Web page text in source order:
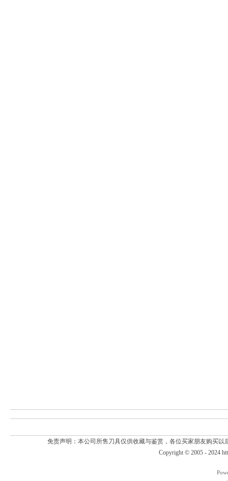
免责声明：本公司所售刀具仅供收藏与鉴赏，各位买家朋友购买
Copyright © 2005 - 2024